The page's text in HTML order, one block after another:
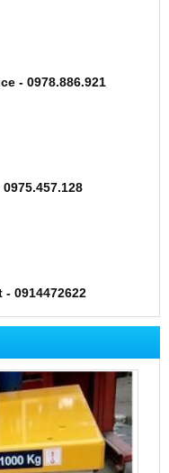
- 0978.886.921
0914472622